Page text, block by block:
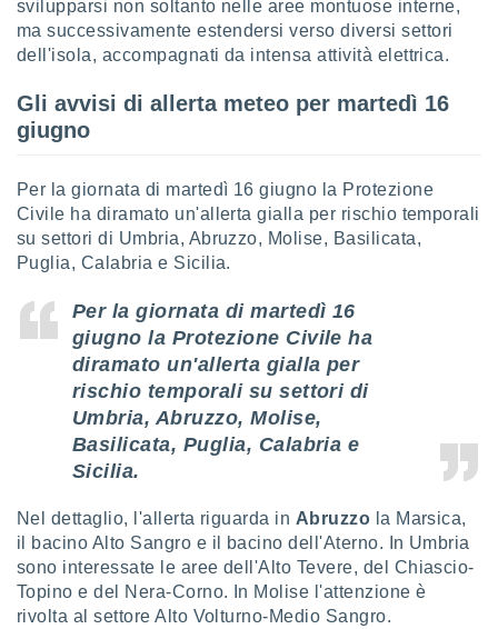
quali la
e
di
dati
sulla
quale
Per
" o
cookie
sito
svilupparsi non soltanto nelle aree montuose interne,
ma successivamente estendersi verso diversi settori
dell'isola, accompagnati da intensa attività elettrica.
Gli avvisi di allerta meteo per martedì 16
giugno
Per la giornata di martedì 16 giugno la Protezione
Civile ha diramato un'allerta gialla per rischio temporali
su settori di Umbria, Abruzzo, Molise, Basilicata,
Puglia, Calabria e Sicilia.
Per la giornata di martedì 16
giugno la Protezione Civile ha
diramato un'allerta gialla per
rischio temporali su settori di
Umbria, Abruzzo, Molise,
Basilicata, Puglia, Calabria e
Sicilia.
Nel dettaglio, l'allerta riguarda in Abruzzo la Marsica,
il bacino Alto Sangro e il bacino dell'Aterno. In Umbria
sono interessate le aree dell'Alto Tevere, del Chiascio-
Topino e del Nera-Corno. In Molise l'attenzione è
rivolta al settore Alto Volturno-Medio Sangro.